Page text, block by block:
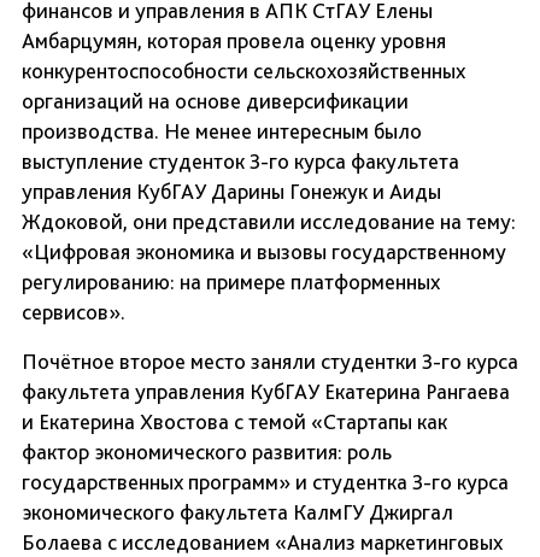
финансов и управления в АПК СтГАУ Елены
Амбарцумян, которая провела оценку уровня
конкурентоспособности сельскохозяйственных
организаций на основе диверсификации
производства. Не менее интересным было
выступление студенток 3-го курса факультета
управления КубГАУ Дарины Гонежук и Аиды
Ждоковой, они представили исследование на тему:
«Цифровая экономика и вызовы государственному
регулированию: на примере платформенных
сервисов».
Почётное второе место заняли студентки 3-го курса
факультета управления КубГАУ Екатерина Рангаева
и Екатерина Хвостова с темой «Стартапы как
фактор экономического развития: роль
государственных программ» и студентка 3-го курса
экономического факультета КалмГУ Джиргал
Болаева с исследованием «Анализ маркетинговых